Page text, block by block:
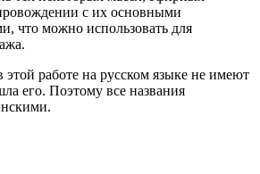
с их основными
что можно использовать для
этой работе на русском языке не имеют
его. Поэтому все названия